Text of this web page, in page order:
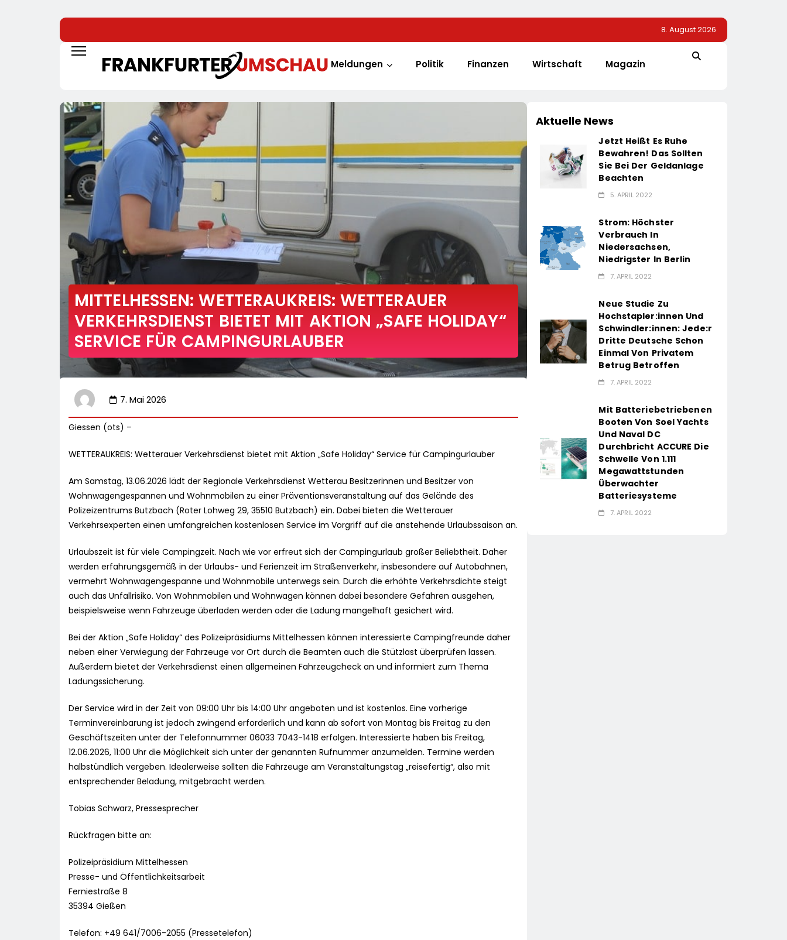
8. August 2026
Meldungen Politik Finanzen Wirtschaft Magazin
MITTELHESSEN: WETTERAUKREIS: WETTERAUER
VERKEHRSDIENST BIETET MIT AKTION „SAFE HOLIDAY“
SERVICE FÜR CAMPINGURLAUBER
7. Mai 2026
Giessen (ots) –
WETTERAUKREIS: Wetterauer Verkehrsdienst bietet mit Aktion „Safe Holiday“ Service für Campingurlauber
Am Samstag, 13.06.2026 lädt der Regionale Verkehrsdienst Wetterau Besitzerinnen und Besitzer von
Wohnwagengespannen und Wohnmobilen zu einer Präventionsveranstaltung auf das Gelände des
Polizeizentrums Butzbach (Roter Lohweg 29, 35510 Butzbach) ein. Dabei bieten die Wetterauer
Verkehrsexperten einen umfangreichen kostenlosen Service im Vorgriff auf die anstehende Urlaubssaison an.
Urlaubszeit ist für viele Campingzeit. Nach wie vor erfreut sich der Campingurlaub großer Beliebtheit. Daher
werden erfahrungsgemäß in der Urlaubs- und Ferienzeit im Straßenverkehr, insbesondere auf Autobahnen,
vermehrt Wohnwagengespanne und Wohnmobile unterwegs sein. Durch die erhöhte Verkehrsdichte steigt
auch das Unfallrisiko. Von Wohnmobilen und Wohnwagen können dabei besondere Gefahren ausgehen,
beispielsweise wenn Fahrzeuge überladen werden oder die Ladung mangelhaft gesichert wird.
Bei der Aktion „Safe Holiday“ des Polizeipräsidiums Mittelhessen können interessierte Campingfreunde daher
neben einer Verwiegung der Fahrzeuge vor Ort durch die Beamten auch die Stützlast überprüfen lassen.
Außerdem bietet der Verkehrsdienst einen allgemeinen Fahrzeugcheck an und informiert zum Thema
Ladungssicherung.
Der Service wird in der Zeit von 09:00 Uhr bis 14:00 Uhr angeboten und ist kostenlos. Eine vorherige
Terminvereinbarung ist jedoch zwingend erforderlich und kann ab sofort von Montag bis Freitag zu den
Geschäftszeiten unter der Telefonnummer 06033 7043-1418 erfolgen. Interessierte haben bis Freitag,
12.06.2026, 11:00 Uhr die Möglichkeit sich unter der genannten Rufnummer anzumelden. Termine werden
halbstündlich vergeben. Idealerweise sollten die Fahrzeuge am Veranstaltungstag „reisefertig“, also mit
entsprechender Beladung, mitgebracht werden.
Tobias Schwarz, Pressesprecher
Rückfragen bitte an:
Polizeipräsidium Mittelhessen
Presse- und Öffentlichkeitsarbeit
Ferniestraße 8
35394 Gießen
Telefon: +49 641/7006-2055 (Pressetelefon)
Aktuelle News
Jetzt Heißt Es Ruhe
Bewahren! Das Sollten
Sie Bei Der Geldanlage
Beachten
5. APRIL 2022
Strom: Höchster
Verbrauch In
Niedersachsen,
Niedrigster In Berlin
7. APRIL 2022
Neue Studie Zu
Hochstapler:innen Und
Schwindler:innen: Jede:r
Dritte Deutsche Schon
Einmal Von Privatem
Betrug Betroffen
7. APRIL 2022
Mit Batteriebetriebenen
Booten Von Soel Yachts
Und Naval DC
Durchbricht ACCURE Die
Schwelle Von 1.111
Megawattstunden
Überwachter
Batteriesysteme
7. APRIL 2022